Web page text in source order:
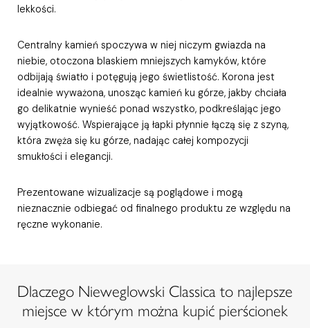
lekkości.
Centralny kamień spoczywa w niej niczym gwiazda na
niebie, otoczona blaskiem mniejszych kamyków, które
odbijają światło i potęgują jego świetlistość. Korona jest
idealnie wyważona, unosząc kamień ku górze, jakby chciała
go delikatnie wynieść ponad wszystko, podkreślając jego
wyjątkowość. Wspierające ją łapki płynnie łączą się z szyną,
która zwęża się ku górze, nadając całej kompozycji
smukłości i elegancji.
Prezentowane wizualizacje są poglądowe i mogą
nieznacznie odbiegać od finalnego produktu ze względu na
ręczne wykonanie.
Dlaczego Nieweglowski Classica to najlepsze
miejsce w którym można kupić pierścionek